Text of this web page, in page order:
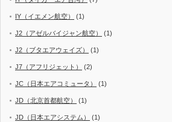
IY（イエメン航空） (1)
J2（アゼルバイジャン航空） (1)
J2（ブタエアウェイズ） (1)
J7（アフリジェット） (2)
JC（日本エアコミュータ） (1)
JD（北京首都航空） (1)
JD（日本エアシステム） (1)